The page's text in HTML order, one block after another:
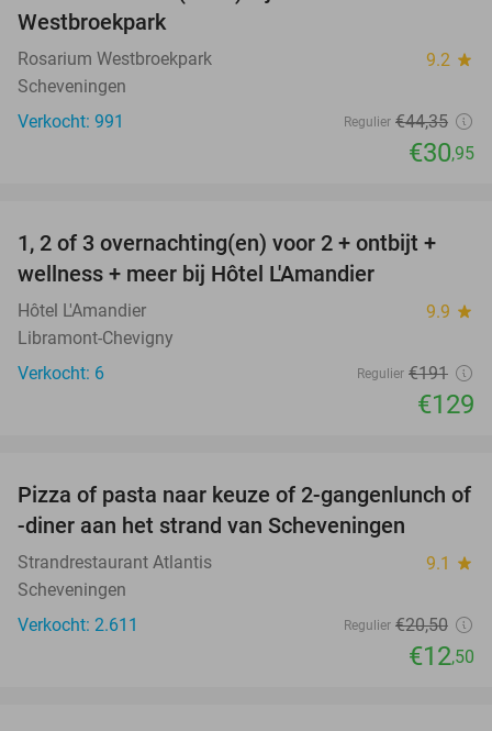
Westbroekpark
Rosarium Westbroekpark 9.2 star
Scheveningen
Verkocht: 991
Regulier €44,35
€30,95
32%
TODAY
1, 2 of 3 overnachting(en) voor 2 + ontbijt +
wellness + meer bij Hôtel L'Amandier
Hôtel L'Amandier 9.9 star
Libramont-Chevigny
Verkocht: 6
Regulier €191
€129
39%
Pizza of pasta naar keuze of 2-gangenlunch of
-diner aan het strand van Scheveningen
Strandrestaurant Atlantis 9.1 star
Scheveningen
Verkocht: 2.611
Regulier €20,50
€12,50